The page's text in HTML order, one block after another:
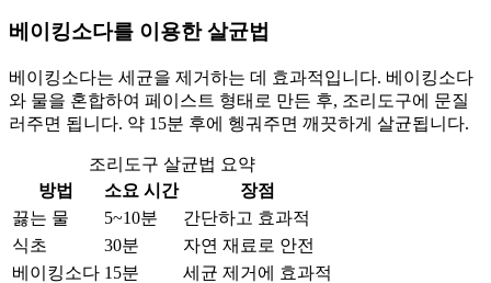
베이킹소다를 이용한 살균법
베이킹소다는 세균을 제거하는 데 효과적입니다. 베이킹소다
와 물을 혼합하여 페이스트 형태로 만든 후, 조리도구에 문질
러주면 됩니다. 약 15분 후에 헹궈주면 깨끗하게 살균됩니다.
조리도구 살균법 요약
방법
소요 시간
장점
끓는 물
5~10분
간단하고 효과적
식초
30분
자연 재료로 안전
베이킹소다 15분 세균 제거에 효과적